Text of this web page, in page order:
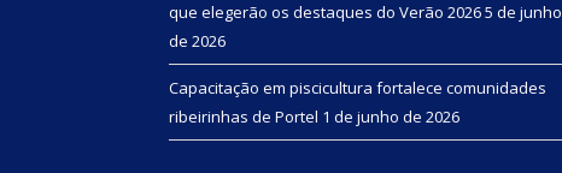
que elegerão os destaques do Verão 20265 de junho
de 2026
Capacitação em piscicultura fortalece comunidades
ribeirinhas de Portel 1 de junho de 2026